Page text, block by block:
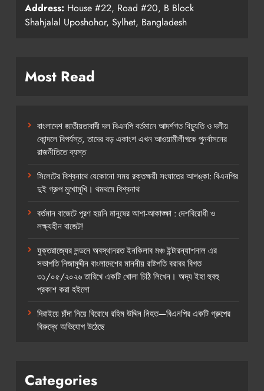
Address: House #22, Road #20, B Block
Shahjalal Uposhohor, Sylhet, Bangladesh
Most Read
বাংলাদেশ জাতীয়তাবাদী দল বিএনপি বর্তমানে আদর্শগত বিচ্যুতি ও দলীয়
কোন্দলে বিপর্যস্ত, তাদের বড় একাংশ এখন আওয়ামীলীগকে পুনর্বাসনের
রাজনীতিতে ব্যস্ত
সিলেটের বিশ্বনাথে যেকোনো সময় রক্তক্ষয়ী সংঘাতের আশঙ্কা: বিএনপির
দুই গ্রুপ মুখোমুখি। থমথমে বিশ্বনাথ
বর্তমান বাজেটে পূরণ হয়নি মানুষের আশা-আকাঙ্ক্ষা : দেশবিরোধী ও
লক্ষ্যহীন বাজেট!
যুক্তরাজ্যের লন্ডনে অবস্থানরত ইনকিলাব মঞ্চ ইন্টারন্যাশনাল এর
সভাপতি নিজামুদ্দীন বাংলাদেশের মাননীয় রাষ্টপতি বরাবর বিগত
৩১/০৫/২০২৬ তারিখে একটি খোলা চিঠি লিখেন। অদ্য ইহা হুবহু
প্রকাশ করা হইলো
দিরাইয়ে চাঁদা নিয়ে বিরোধে রহিম উদ্দিন নিহত—বিএনপির একটি গ্রুপের
বিরুদ্ধে অভিযোগ উঠেছে
Categories